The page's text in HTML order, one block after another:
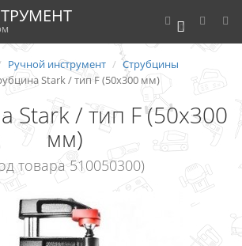
0
Ручной инструмент
Струбцины
Stark / тип F (50x300 мм)
Stark / тип F (50x300
мм)
товара 510050300)